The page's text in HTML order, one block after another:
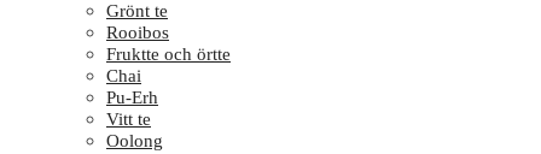
Grönt te
Rooibos
Fruktte och örtte
Chai
Pu-Erh
Vitt te
Oolong